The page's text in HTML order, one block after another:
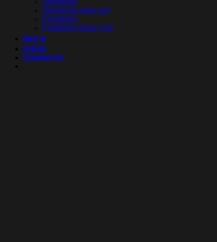
Streetlight
Streetlight solar cell
Floodlight
Floodlight Solar Cell
ผลงาน
Article
Contact Us